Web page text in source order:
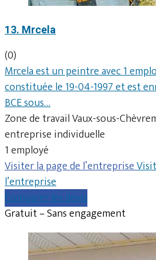
13. Mrcela
(0)
Mrcela est un peintre avec 1
constituée le 19-04-1997 et est
BCE sous…
Zone de travail Vaux-sous-
entreprise individuelle
1 employé
Visiter la page de l’entreprise
l’entreprise
Comparer les devis
Gratuit – Sans engagement